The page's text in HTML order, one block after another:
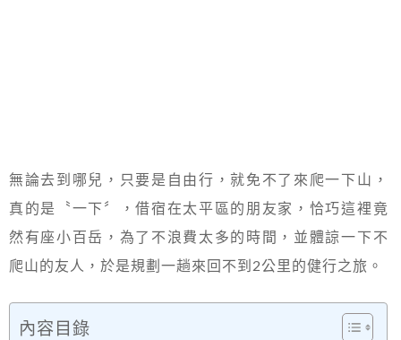
無論去到哪兒，只要是自由行，就免不了來爬一下山，
真的是〝一下〞，借宿在太平區的朋友家，恰巧這裡竟
然有座小百岳，為了不浪費太多的時間，並體諒一下不
爬山的友人，於是規劃一趟來回不到2公里的健行之旅。
內容目錄